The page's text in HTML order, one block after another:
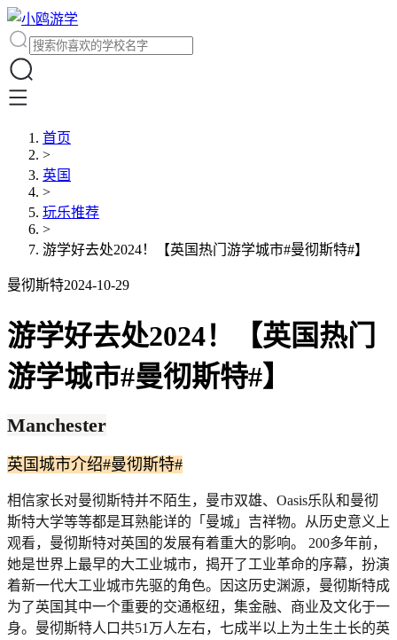
首页
>
英国
>
玩乐推荐
>
游学好去处2024！【英国热门游学城市#曼彻斯特#】
曼彻斯特2024-10-29
游学好去处2024！【英国热门
游学城市#曼彻斯特#】
Manchester
英国城市介绍#曼彻斯特#
相信家长对曼彻斯特并不陌生，曼市双雄、Oasis乐队和曼彻
斯特大学等等都是耳熟能详的「曼城」吉祥物。从历史意义上
观看，曼彻斯特对英国的发展有着重大的影响。 200多年前，
她是世界上最早的大工业城市，揭开了工业革命的序幕，扮演
着新一代大工业城市先驱的角色。因这历史渊源，曼彻斯特成
为了英国其中一个重要的交通枢纽，集金融、商业及文化于一
身。曼彻斯特人口共51万人左右，七成半以上为土生土长的英